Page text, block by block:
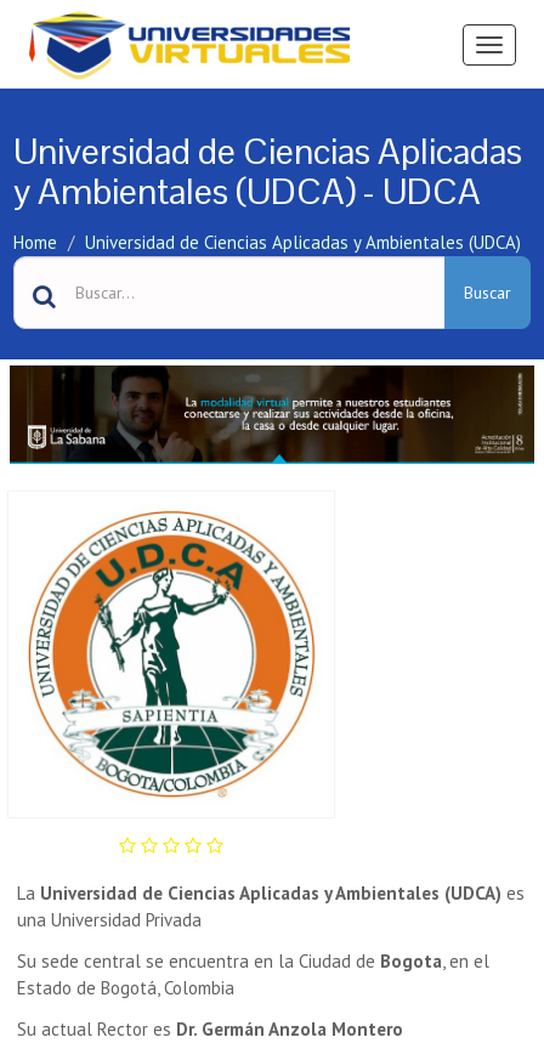
Ver
Universidad de Ciencias Aplicadas
y Ambientales (UDCA) - UDCA
Home Universidad de Ciencias Aplicadas y Ambientales (UDCA)
Buscar
La Universidad de Ciencias Aplicadas y Ambientales (UDCA) es
una Universidad Privada
Su sede central se encuentra en la Ciudad de Bogota, en el
Estado de Bogotá, Colombia
Su actual Rector es Dr. Germán Anzola Montero